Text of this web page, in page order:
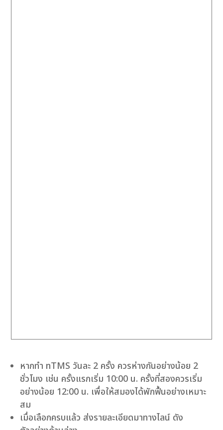
หากทำ nTMS วันละ 2 ครั้ง ควรห่างกันอย่างน้อย 2
ชั่วโมง เช่น ครั้งแรกเริ่ม 10:00 น. ครั้งที่สองควรเริ่ม
อย่างน้อย 12:00 น. เพื่อให้สมองได้พักฟื้นอย่างเหมาะ
สม
เมื่อเลือกครบแล้ว ส่งรายละเอียดมาทางไลน์ ดัง